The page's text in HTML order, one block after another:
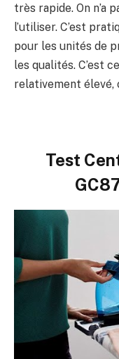
très rapide. On n’a
l’utiliser. C’est
pour les unités de
les qualités. C’est
relativement élevé,
Test